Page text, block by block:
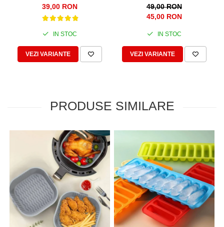
SILICON, PENTRU TORTURI,
PRAJITURI, CHEC, 28CM
39,00 RON
IN STOC
VEZI VARIANTE
SILICON, PENTRU TARTE,
TORTURI, PRAJITURI, CHEC,
49,00 RON
45,00 RON
IN STOC
VEZI VARIANTE
PRODUSE SIMILARE